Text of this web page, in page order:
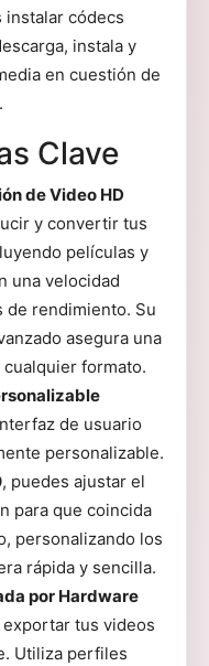
instalar códecs
instala y
en cuestión de
Clave
de Video HD
y convertir tus
películas y
una velocidad
de rendimiento. Su
asegura una
formato.
de usuario
personalizable.
, puedes ajustar el
para que coincida
personalizando los
rápida y sencilla.
por Hardware
tus videos
Utiliza perfiles